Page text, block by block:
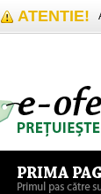
ATENTIE!